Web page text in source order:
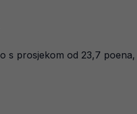
s prosjekom od 23,7 poena,